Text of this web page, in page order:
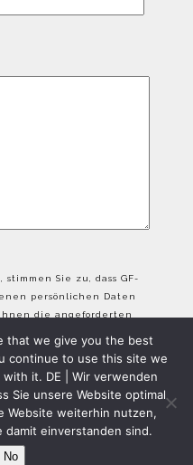
stimmen Sie zu, dass GF-
persönlichen Daten
die angeforderten
Rights Reserved
that we give you the best
continue to use this site we
it. DE | Wir verwenden
Sie unsere Website optimal
Website weiterhin nutzen,
damit einverstanden sind.
No